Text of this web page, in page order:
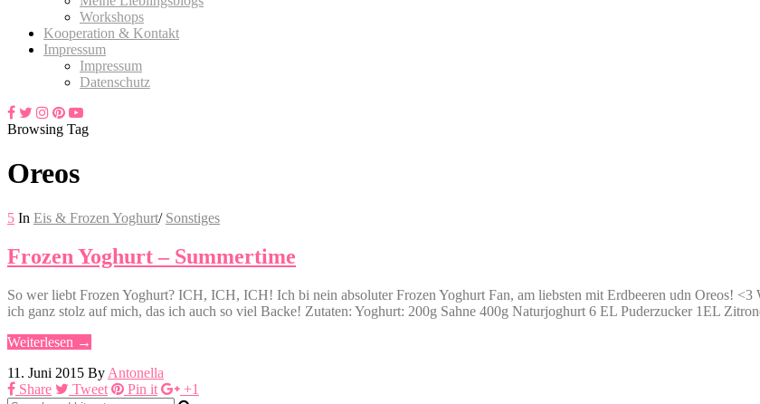
Workshops
Kooperation & Kontakt
Impressum
Impressum
Datenschutz
Browsing Tag
Oreos
5 In Eis & Frozen Yoghurt/ Sonstiges
Frozen Yoghurt – Summertime
So wer liebt Frozen Yoghurt? ICH, ICH, ICH! Ich bi nein absoluter Frozen Yoghurt Fan, am liebsten mit Erdbeeren udn Oreos!
ich ganz stolz auf mich, das ich auch so viel Backe! Zutaten: Yoghurt: 200g Sahne 400g Naturjoghurt 6 EL Puderzucker 1EL
Weiterlesen →
11. Juni 2015 By Antonella
Share
Tweet Pin it +1